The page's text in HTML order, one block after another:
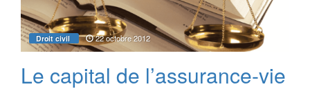
Droit civil 22 octobre 2012
Le capital de l’assurance-vie